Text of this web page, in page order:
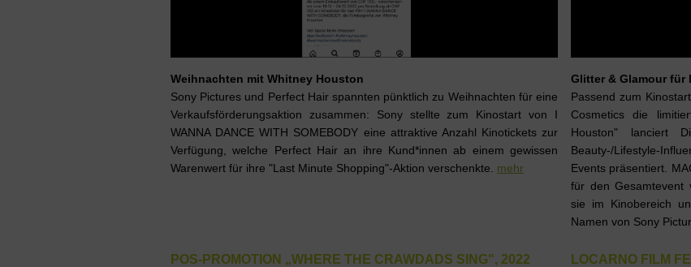
Weihnachten mit Whitney Houston
Sony Pictures und Perfect Hair spannten pünktlich zu Weihnachten für eine
Verkaufsförderungsaktion zusammen: Sony stellte zum Kinostart von I
WANNA DANCE WITH SOMEBODY eine attraktive Anzahl Kinotickets zur
Verfügung, welche Perfect Hair an ihre Kund*innen ab einem gewissen
Warenwert für ihre "Last Minute Shopping"-Aktion verschenkte. mehr
Glitter & Glamour für
Passend zum
Cosmetics die
Houston" lanciert
Beauty-/Lifestyle-
Events präsentiert.
für den Gesamtevent
sie im Kinobereich
Namen von Sony
POS-PROMOTION „WHERE THE CRAWDADS SING", 2022
LOCARNO FILM